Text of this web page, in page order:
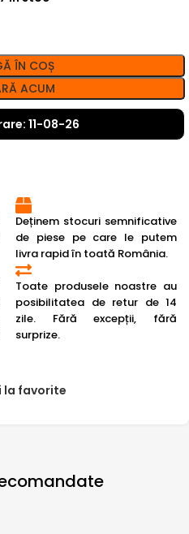
ÎN COȘ
ACUM
11-08-26
Deținem stocuri semnificative
de piese pe care le putem
livra rapid în toată România.
Toate produsele noastre au
posibilitatea de retur de 14
zile. Fără excepții, fără
surprize.
la favorite